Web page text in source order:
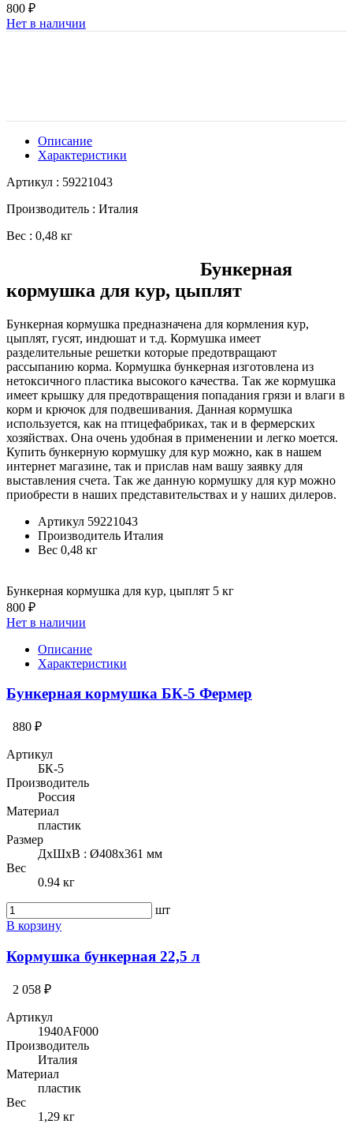
800 ₽
Нет в наличии
Описание
Характеристики
Артикул : 59221043
Производитель : Италия
Вес : 0,48 кг
Бункерная
кормушка для кур, цыплят
Бункерная кормушка предназначена для кормления кур,
цыплят, гусят, индюшат и т.д. Кормушка имеет
разделительные решетки которые предотвращают
рассыпанию корма. Кормушка бункерная изготовлена из
нетоксичного пластика высокого качества. Так же кормушка
имеет крышку для предотвращения попадания грязи и влаги в
корм и крючок для подвешивания. Данная кормушка
используется, как на птицефабриках, так и в фермерских
хозяйствах. Она очень удобная в применении и легко моется.
Купить бункерную кормушку для кур можно, как в нашем
интернет магазине, так и прислав нам вашу заявку для
выставления счета. Так же данную кормушку для кур можно
приобрести в наших представительствах и у наших дилеров.
Артикул 59221043
Производитель Италия
Вес 0,48 кг
Бункерная кормушка для кур, цыплят 5 кг
800 ₽
Нет в наличии
Описание
Характеристики
Бункерная кормушка БК-5 Фермер
880 ₽
Артикул
БК-5
Производитель
Россия
Материал
пластик
Размер
ДхШхВ : Ø408х361 мм
Вес
0.94 кг
шт
В корзину
Кормушка бункерная 22,5 л
2 058 ₽
Артикул
1940AF000
Производитель
Италия
Материал
пластик
Вес
1,29 кг